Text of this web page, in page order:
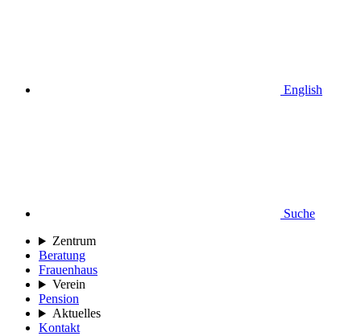
English
Suche
Zentrum
Beratung
Frauenhaus
Verein
Pension
Aktuelles
Kontakt